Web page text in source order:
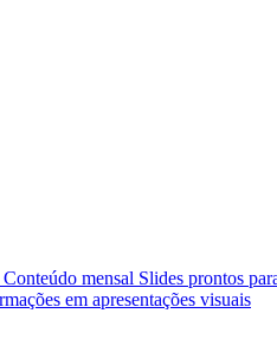
Conteúdo mensal Slides prontos
em apresentações visuais